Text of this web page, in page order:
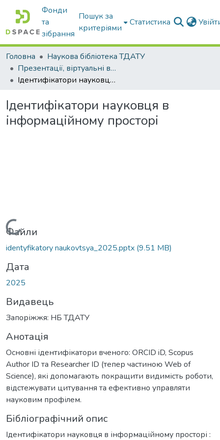
Фонди
та
зібрання
Пошук за
критеріями
Статистика
Головна
Наукова бібліотека ТДАТУ
Презентації, віртуальні виставки наукової бібліотеки
Ідентифікатори науковця в інформаційному просторі
Ідентифікатори науковця в
інформаційному просторі
Вантажиться...
Файли
identyfikatory naukovtsya_2025.pptx (9.51 MB)
Дата
2025
Видавець
Запоріжжя: НБ ТДАТУ
Анотація
Основні ідентифікатори вченого: ORCID iD, Scopus
Author ID та Researcher ID (тепер частиною Web of
Science), які допомагають покращити видимість роботи,
відстежувати цитування та ефективно управляти
науковим профілем.
Бібліографічний опис
Ідентифікатори науковця в інформаційному просторі :